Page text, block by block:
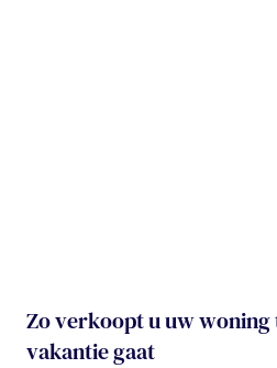
Zo verkoopt u uw
vakantie gaat